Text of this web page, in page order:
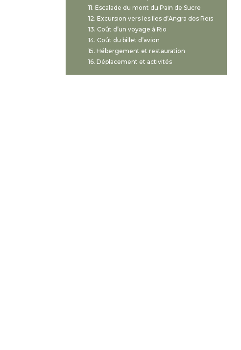
Escalade du mont du Pain de Sucre
Excursion vers les îles d’Angra dos Reis
Coût d’un voyage à Rio
Coût du billet d’avion
Hébergement et restauration
Déplacement et activités